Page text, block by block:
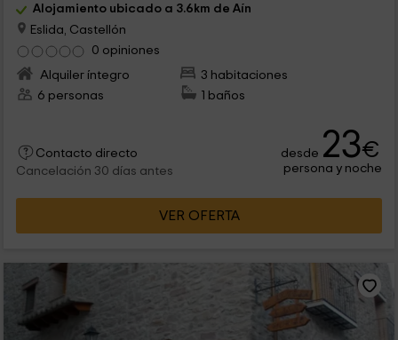
Alojamiento ubicado a 3.6km de Aín
Eslida, Castellón
0 opiniones
Alquiler íntegro
3 habitaciones
6 personas
1 baños
Contacto directo
Cancelación 30 días antes
desde 23€
persona y noche
VER OFERTA